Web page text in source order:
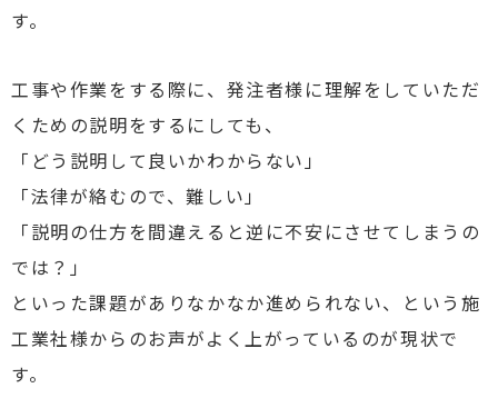
す。
工事や作業をする際に、発注者様に理解をしていただ
くための説明をするにしても、
「どう説明して良いかわからない」
「法律が絡むので、難しい 」
「説明の仕方を間違えると逆に不安にさせてしまうの
では？」
といった課題がありなかなか進められない、という施
工業社様からのお声がよく上がっているのが現状で
す。